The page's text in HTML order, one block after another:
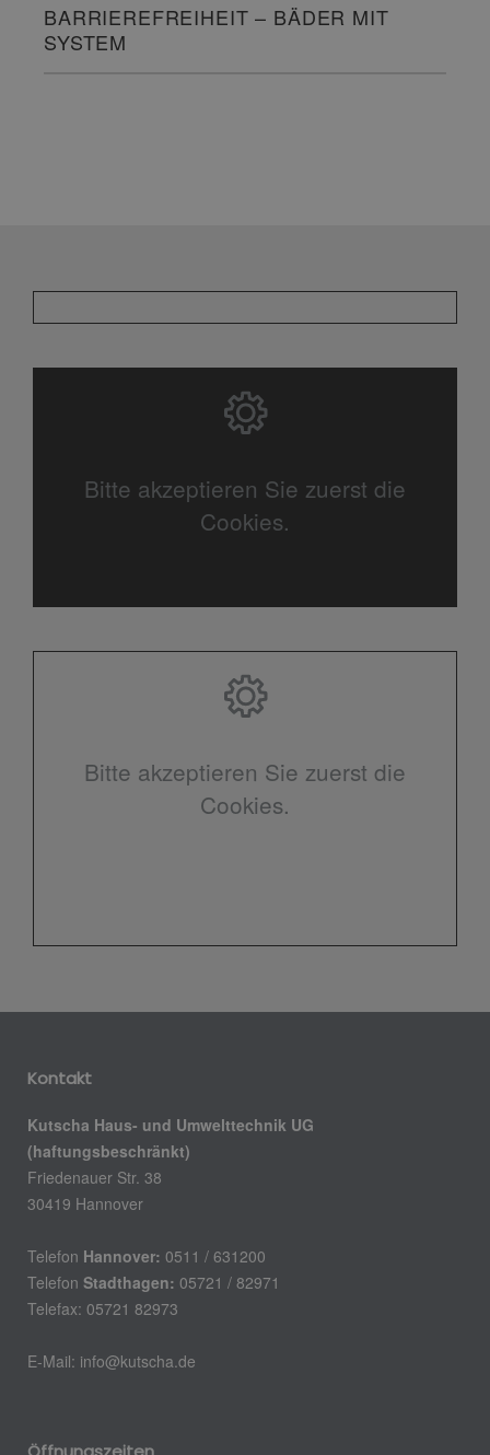
BARRIEREFREIHEIT – BÄDER MIT
SYSTEM
Bitte akzeptieren Sie zuerst die
Cookies.
Bitte akzeptieren Sie zuerst die
Cookies.
Kontakt
Kutscha Haus- und Umwelttechnik UG
(haftungsbeschränkt)
Friedenauer Str. 38
30419 Hannover
Telefon Hannover: 0511 / 631200
Telefon Stadthagen: 05721 / 82971
Telefax: 05721 82973
E-Mail: info@kutscha.de